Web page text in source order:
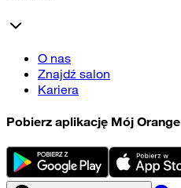
O nas
Znajdź salon
Kariera
Pobierz aplikację Mój Orange